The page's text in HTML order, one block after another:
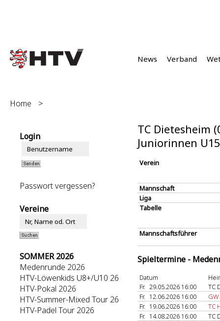
News Verband
Home >
Login
Passwort vergessen?
Vereine
SOMMER 2026
Medenrunde 2026
HTV-Löwenkids U8+/U10 26
HTV-Pokal 2026
HTV-Summer-Mixed Tour 26
HTV-Padel Tour 2026
TC Dietesheim
Juniorinnen
Verein
Mannschaft
Liga
Tabelle
Mannschaftsführer
Spieltermine -
Datum
Fr. 29.05.2026 16:00
TC
Fr. 12.06.2026 16:00
Fr. 19.06.2026 16:00
TC
Fr. 14.08.2026 16:00
TC